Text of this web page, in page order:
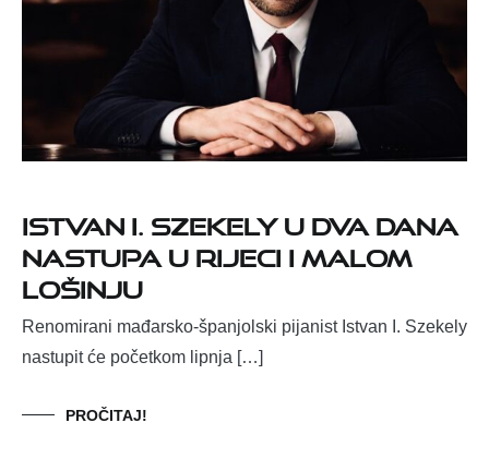
Istvan I. Szekely u dva dana
nastupa u Rijeci i Malom
Lošinju
Renomirani mađarsko-španjolski pijanist Istvan I. Szekely
nastupit će početkom lipnja […]
PROČITAJ!